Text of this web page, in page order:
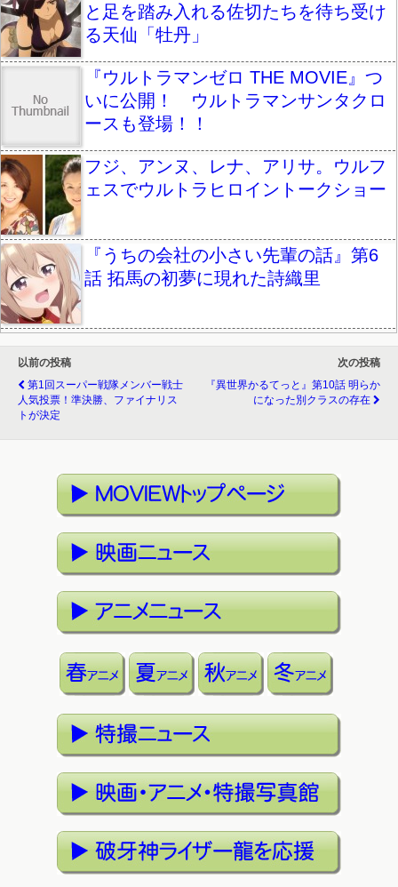
と足を踏み入れる佐切たちを待ち受け
る天仙「牡丹」
『ウルトラマンゼロ THE MOVIE』つ
いに公開！ ウルトラマンサンタクロ
ースも登場！！
フジ、アンヌ、レナ、アリサ。ウルフ
ェスでウルトラヒロイントークショー
『うちの会社の小さい先輩の話』第6
話 拓馬の初夢に現れた詩織里
以前の投稿
第1回スーパー戦隊メンバー戦士
人気投票！準決勝、ファイナリス
トが決定
次の投稿
『異世界かるてっと』第10話 明らか
になった別クラスの存在